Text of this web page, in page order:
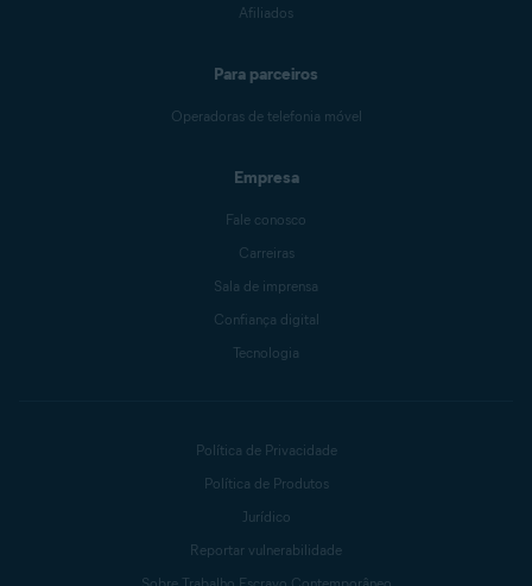
Afiliados
Para parceiros
Operadoras de telefonia móvel
Empresa
Fale conosco
Carreiras
Sala de imprensa
Confiança digital
Tecnologia
Política de Privacidade
Política de Produtos
Jurídico
Reportar vulnerabilidade